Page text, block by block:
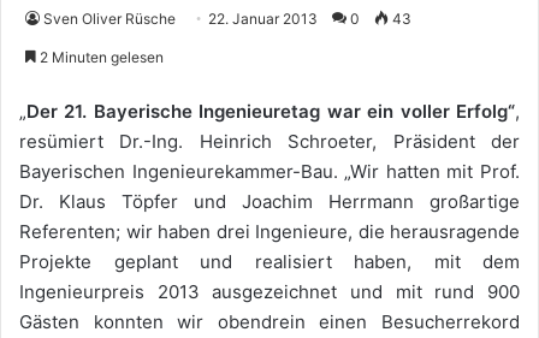
Sven Oliver Rüsche 22. Januar 2013 0 43
2 Minuten gelesen
„Der 21. Bayerische Ingenieuretag war ein voller Erfolg“,
resümiert Dr.-Ing. Heinrich Schroeter, Präsident der
Bayerischen Ingenieurekammer-Bau. „Wir hatten mit Prof.
Dr. Klaus Töpfer und Joachim Herrmann großartige
Referenten; wir haben drei Ingenieure, die herausragende
Projekte geplant und realisiert haben, mit dem
Ingenieurpreis 2013 ausgezeichnet und mit rund 900
Gästen konnten wir obendrein einen Besucherrekord